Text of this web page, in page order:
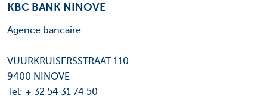
KBC BANK NINOVE
Agence bancaire
VUURKRUISERSSTRAAT 110
9400 NINOVE
Tel: + 32 54 31 74 50